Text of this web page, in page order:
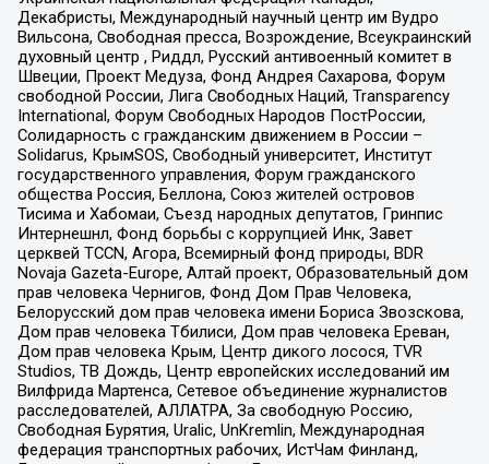
Декабристы, Международный научный центр им Вудро
Вильсона, Свободная пресса, Возрождение, Всеукраинский
духовный центр , Риддл, Русский антивоенный комитет в
Швеции, Проект Медуза, Фонд Андрея Сахарова, Форум
свободной России, Лига Свободных Наций, Transparеncy
International, Форум Свободных Народов ПостРоссии,
Солидарность с гражданским движением в России –
Solidarus, КрымSOS, Свободный университет, Институт
государственного управления, Форум гражданского
общества Россия, Беллона, Союз жителей островов
Тисима и Хабомаи, Съезд народных депутатов, Гринпис
Интернешнл, Фонд борьбы с коррупцией Инк, Завет
церквей TCCN, Агора, Всемирный фонд природы, BDR
Novaja Gazeta-Europe, Алтай проект, Образовательный дом
прав человека Чернигов, Фонд Дом Прав Человека,
Белорусский дом прав человека имени Бориса Звозскова,
Дом прав человека Тбилиси, Дом прав человека Ереван,
Дом прав человека Крым, Центр дикого лосося, TVR
Studios, ТВ Дождь, Центр европейских исследований им
Вилфрида Мартенса, Сетевое объединение журналистов
расследователей, АЛЛАТРА, За свободную Россию,
Свободная Бурятия, Uralic, UnKremlin, Международная
федерация транспортных рабочих, ИстЧам Финланд,